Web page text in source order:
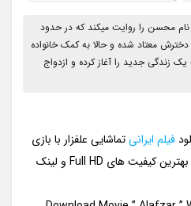
محسن را روایت میکند که در حدود
معتاد شده و حالا به کمک خانواده
جدید را آغاز کرده و ازدواج
فیلم ایرانیتماشایی علفزار با بازی
با بهترین کیفیت های Full HD و لینک